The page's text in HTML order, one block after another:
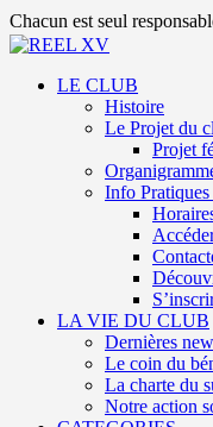
Chacun est seul
LE CLUB
Histoire
Le Projet du
Projet
Info
LA VIE DU CLUB
Dernières
Le coin du
La charte du
Notre action